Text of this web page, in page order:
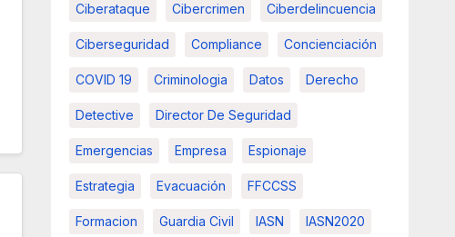
Ciberataque Cibercrimen Ciberdelincuencia
Ciberseguridad Compliance Concienciación
COVID 19 Criminologia Datos Derecho
Detective Director De Seguridad
Emergencias Empresa Espionaje
Estrategia Evacuación FFCCSS
Formacion Guardia Civil IASN IASN2020